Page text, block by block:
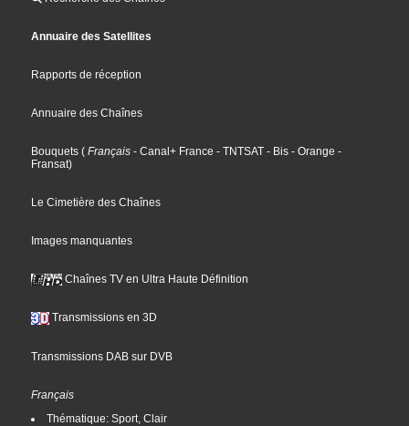
Annuaire des Satellites
Rapports de réception
Annuaire des Chaînes
Bouquets ( Français - Canal+ France - TNTSAT - Bis - Orange -
Fransat)
Le Cimetière des Chaînes
Images manquantes
Chaînes TV en Ultra Haute Définition
Transmissions en 3D
Transmissions DAB sur DVB
Français
Thématique: Sport, Clair